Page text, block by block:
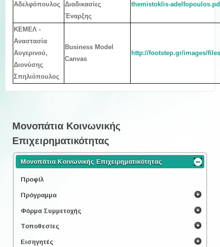
Αδελφόπουλος
Διαδικασίες
Έναρξης
themistoklis-
ΚΕΜΕΛ -
Αναστασία
Αυγερινού,
Διονύσης
Σπηλιόπουλος
Business Model
Canvas
http://footstep.gr/images/
Μονοπάτια Κοινωνικής
Επιχειρηματικότητας
Μονοπάτια Κοινωνικής Επιχειρηματικότητας
Προφίλ
Πρόγραμμα
Φόρμα Συμμετοχής
Τοποθεσίες
Εισηγητές